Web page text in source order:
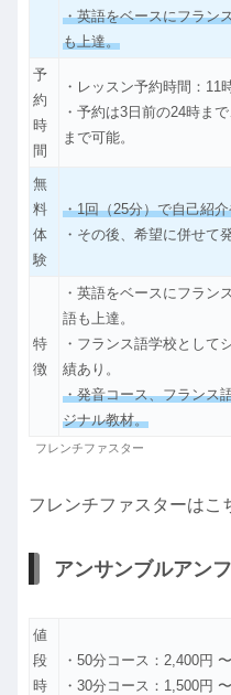
・英語をベースにフラン
も上達。
予
約
時
間
・レッスン予約時間：11
・予約は3日前の24時ま
まで可能。
無
料
体
験
・1回（25分）で自己紹
・その後、希望に併せて
特
徴
・英語をベースにフラン
語も上達。
・フランス語学校として
績あり。
・発音コース、フランス
ジナル教材。
フレンチファスター
フレンチファスターはこ
アンサンブルアン
値
段
時
・50分コース：2,400円 〜
・30分コース：1,500円 〜